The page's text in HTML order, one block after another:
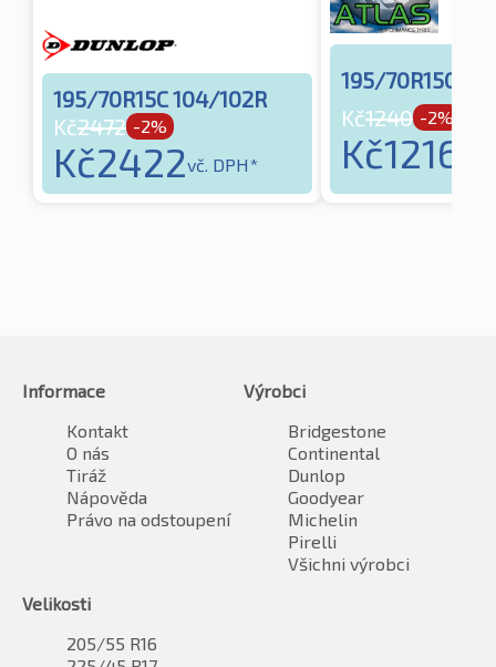
195/70R15C 104/102R
Kč2472 -2%
Kč2422vč. DPH*
195/70R15C
Kč1240 -2%
Kč1216
Informace
Kontakt
O nás
Tiráž
Nápověda
Právo na odstoupení
Výrobci
Bridgestone
Continental
Dunlop
Goodyear
Michelin
Pirelli
Všichni výrobci
Velikosti
205/55 R16